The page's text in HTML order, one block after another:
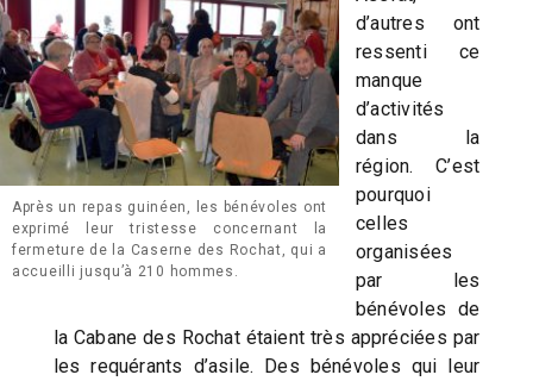
Après un repas guinéen, les bénévoles ont
exprimé leur tristesse concernant la
fermeture de la Caserne des Rochat, qui a
accueilli jusqu’à 210 hommes.
d’autres ont
ressenti ce
manque
d’activités
dans la
région. C’est
pourquoi
celles
organisées
par les
bénévoles de
la Cabane des Rochat étaient très appréciées par
les requérants d’asile. Des bénévoles qui leur